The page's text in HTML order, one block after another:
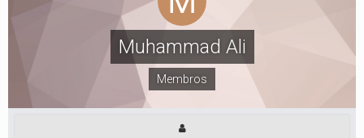
Muhammad Ali
Membros